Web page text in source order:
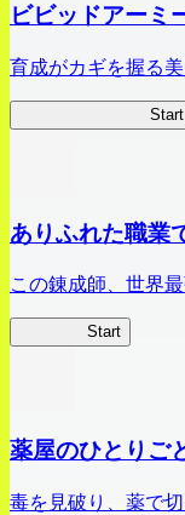
ビビッドアーミ
育成がカギを握る
Start
ありふれた職業
この錬成師、世界最
Start
薬屋のひとりご
毒を見破り、薬で